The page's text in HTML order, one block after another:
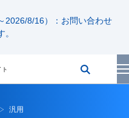
2026/8/16）：お問い合わせ
汎用